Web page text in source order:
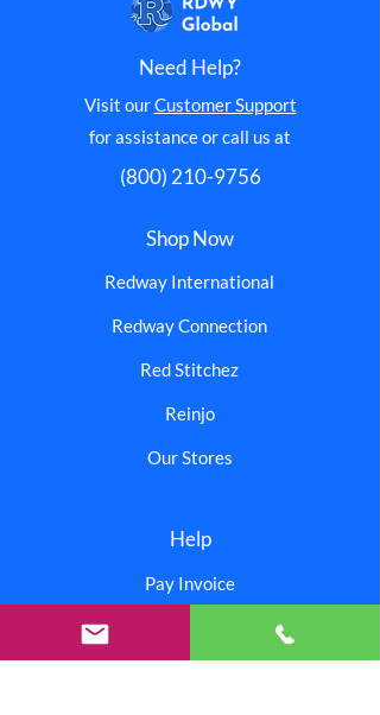
Need Help?
Visit ourCustomer Support
for assistance or call us at
(800) 210-9756
Shop Now
Redway International
Redway Connection
Red Stitchez
Reinjo
Our Stores
Help
Pay Invoice